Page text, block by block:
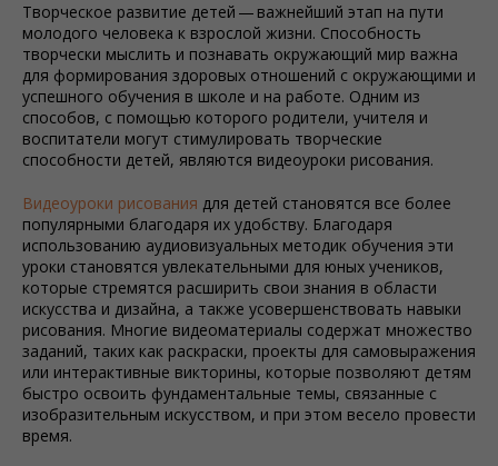
Творческое развитие детей — важнейший этап на пути
молодого человека к взрослой жизни. Способность
творчески мыслить и познавать окружающий мир важна
для формирования здоровых отношений с окружающими и
успешного обучения в школе и на работе. Одним из
способов, с помощью которого родители, учителя и
воспитатели могут стимулировать творческие
способности детей, являются видеоуроки рисования.
Видеоуроки рисования для детей становятся все более
популярными благодаря их удобству. Благодаря
использованию аудиовизуальных методик обучения эти
уроки становятся увлекательными для юных учеников,
которые стремятся расширить свои знания в области
искусства и дизайна, а также усовершенствовать навыки
рисования. Многие видеоматериалы содержат множество
заданий, таких как раскраски, проекты для самовыражения
или интерактивные викторины, которые позволяют детям
быстро освоить фундаментальные темы, связанные с
изобразительным искусством, и при этом весело провести
время.